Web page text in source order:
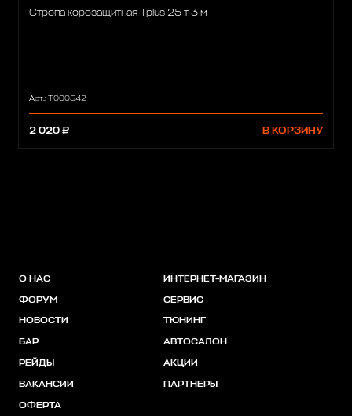
Стропа корозащитная Tplus 25 т 3 м
Арт.: Т000542
2 020 ₽ В КОРЗИНУ
О НАС
ФОРУМ
НОВОСТИ
БАР
РЕЙДЫ
ВАКАНСИИ
ОФЕРТА
ИНТЕРНЕТ-МАГАЗИН
СЕРВИС
ТЮНИНГ
АВТОСАЛОН
АКЦИИ
ПАРТНЕРЫ